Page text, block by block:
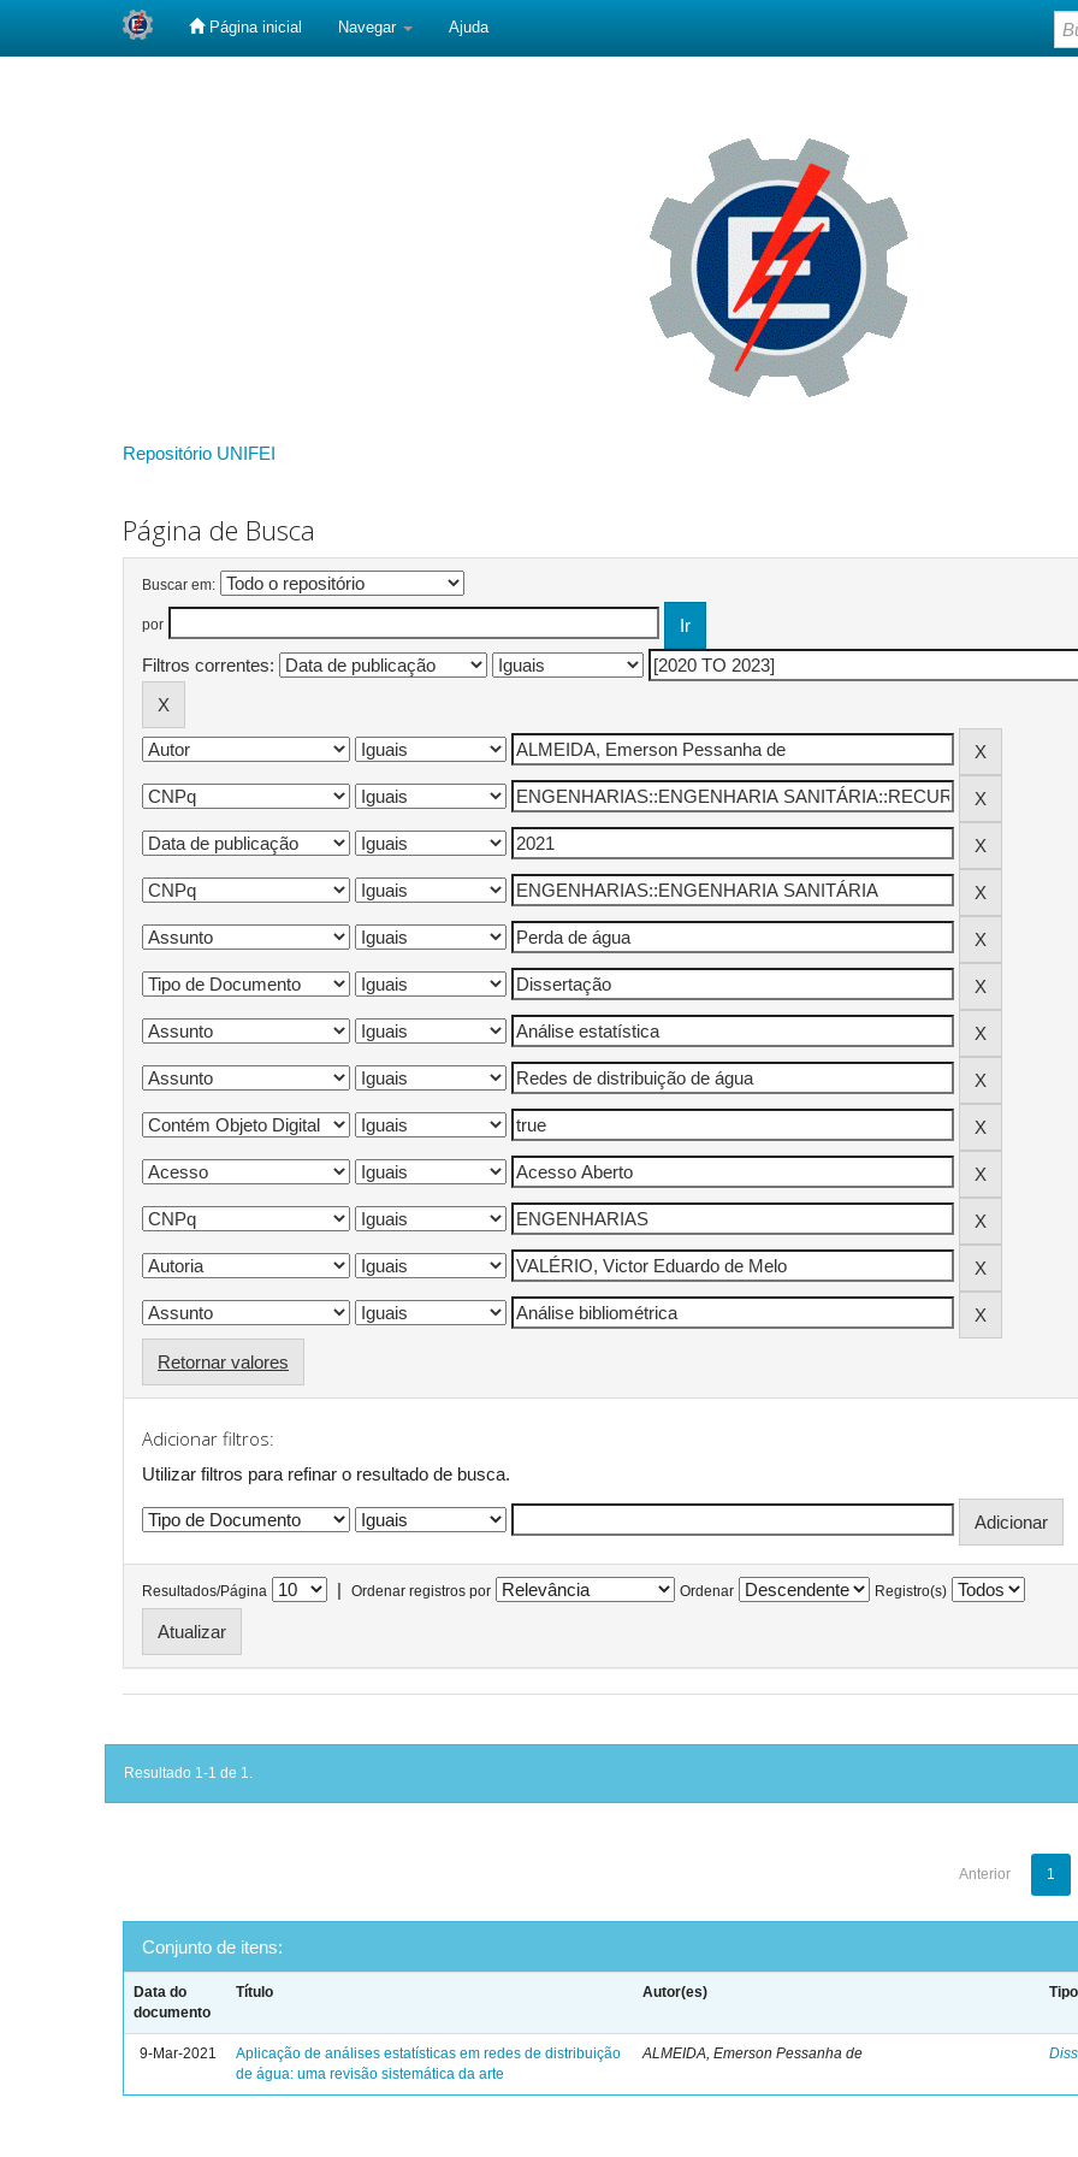
Página inicial Navegar Ajuda
Repositório UNIFEI
Página de Busca
Buscar em:
por
Filtros correntes:
Retornar valores
Adicionar filtros:
Utilizar filtros para refinar o resultado de busca.
Resultados/Página | Ordenar registros por Ordenar Registro(s)
Resultado 1-1 de 1.
Anterior 1
Conjunto de itens:
Data do
documento
Título Autor(es) Tipo
9-Mar-2021
Aplicação de análises estatísticas em redes de distribuição
de água: uma revisão sistemática da arte
ALMEIDA, Emerson Pessanha de